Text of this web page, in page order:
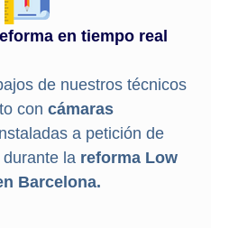
en tiempo real
de nuestros técnicos
con cámaras
a petición de
la reforma Low
Barcelona.